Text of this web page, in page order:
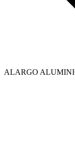
ALARGO